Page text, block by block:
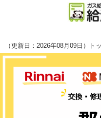
（更新日：2026年08月09日 ） ト